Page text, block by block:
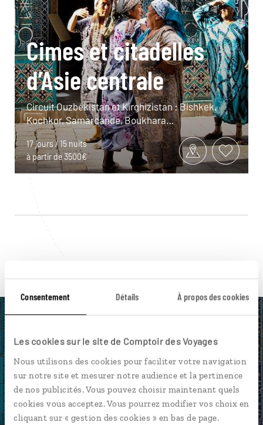
Consentement Détails À propos des cookies
Les cookies sur le site de Comptoir des Voyages
Nous utilisons des cookies pour faciliter votre navigation
sur notre site et mesurer notre audience et la pertinence
de nos publicités. Vous pouvez choisir maintenant quels
cookies vous acceptez. Vous pourrez modifier vos choix en
cliquant sur « gestion des cookies » en bas de page.
Cimes et citadelles
d’Asie centrale
Circuit Ouzbékistan et Kirghizistan : Bishkek,
Kochkor, Samarcande, Boukhara…
17 jours / 15 nuits
à partir de 3500€
Nos 7 idées de voyage
Ouzbekistan